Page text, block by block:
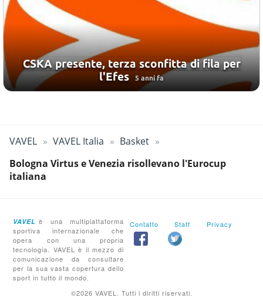
CSKA presente, terza sconfitta di fila per
l'Efes 5 anni fa
VAVEL VAVEL Italia
Basket
Bologna Virtus e Venezia risollevano l'Eurocup
italiana
VAVEL è una multipiattaforma
sportiva internazionale che
opera con una propria
tecnologia. VAVEL è il mezzo di
comunicazione da consultare
per la sua vasta copertura dello
sport in tutto il mondo.
Contatto Staff Privacy
©2026 VAVEL. Tutti i diritti riservati.